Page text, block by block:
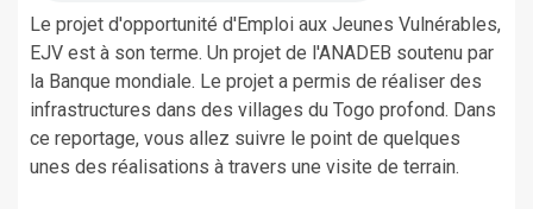
Le projet d'opportunité d'Emploi aux Jeunes Vulnérables,
EJV est à son terme. Un projet de l'ANADEB soutenu par
la Banque mondiale. Le projet a permis de réaliser des
infrastructures dans des villages du Togo profond. Dans
ce reportage, vous allez suivre le point de quelques
unes des réalisations à travers une visite de terrain.